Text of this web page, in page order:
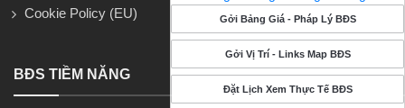
Gởi Bảng Giá - Pháp Lý BĐS
Gởi Vị Trí - Links Map BĐS
Đặt Lịch Xem Thực Tế BĐS
Cookie Policy (EU)
BĐS TIỀM NĂNG